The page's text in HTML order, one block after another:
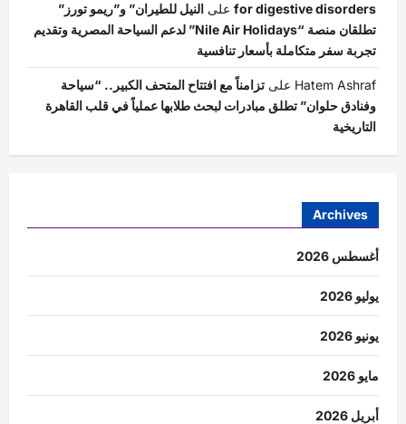
for digestive disorders على النيل للطيران” و”ريمو تورز”
تطلقان منصة “Nile Air Holidays” لدعم السياحة المصرية وتقديم
تجربة سفر متكاملة بأسعار تنافسية
Hatem Ashraf على تزامناً مع افتتاح المتحف الكبير.. “سياحة
وفنادق حلوان” تطلق مبادرات لبحث طلابها عملياً في قلب القاهرة
التاريخية
Archives
أغسطس 2026
يوليو 2026
يونيو 2026
مايو 2026
أبريل 2026